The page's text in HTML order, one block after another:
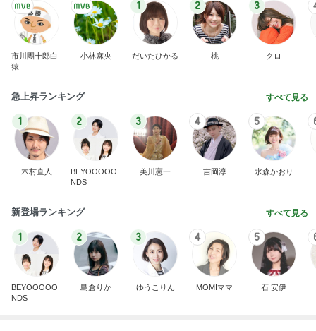
市川團十郎白
猿
小林麻央
1
だいたひかる
2
桃
3
クロ
急上昇ランキング すべて見る
1
木村直人
2
BEYOOOOO
NDS
3
美川憲一
4
吉岡淳
5
水森かおり
新登場ランキング すべて見る
1
BEYOOOOO
NDS
2
島倉りか
3
ゆうこりん
4
MOMIママ
5
石 安伊